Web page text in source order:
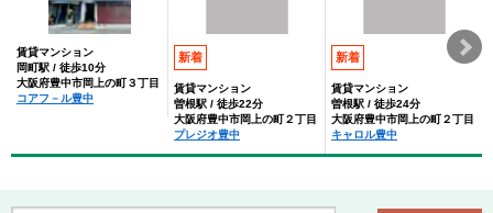
賃貸マンション
岡町駅 / 徒歩10分
大阪府豊中市岡上の町３丁目
コアフ－ル豊中
新着
賃貸マンション
曽根駅 / 徒歩22分
大阪府豊中市岡上の町２丁目
プレジオ豊中
新着
賃貸マンション
曽根駅 / 徒歩24分
大阪府豊中市岡上の町２丁目
キャロル豊中